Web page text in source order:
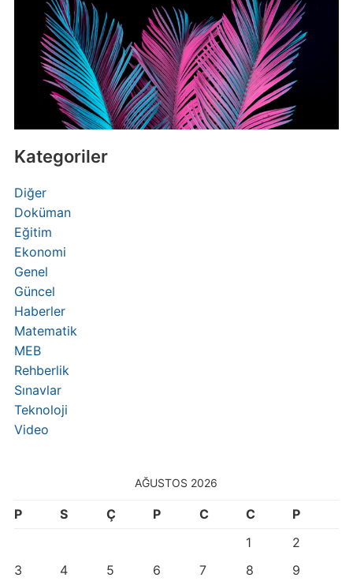
Kategoriler
Diğer
Doküman
Eğitim
Ekonomi
Genel
Güncel
Haberler
Matematik
MEB
Rehberlik
Sınavlar
Teknoloji
Video
AĞUSTOS 2026
P S Ç P C C
P
1
2
3
4 5 6 7 8 9